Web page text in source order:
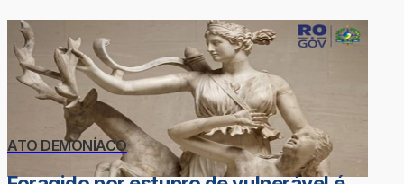
ATO DEMONÍACO